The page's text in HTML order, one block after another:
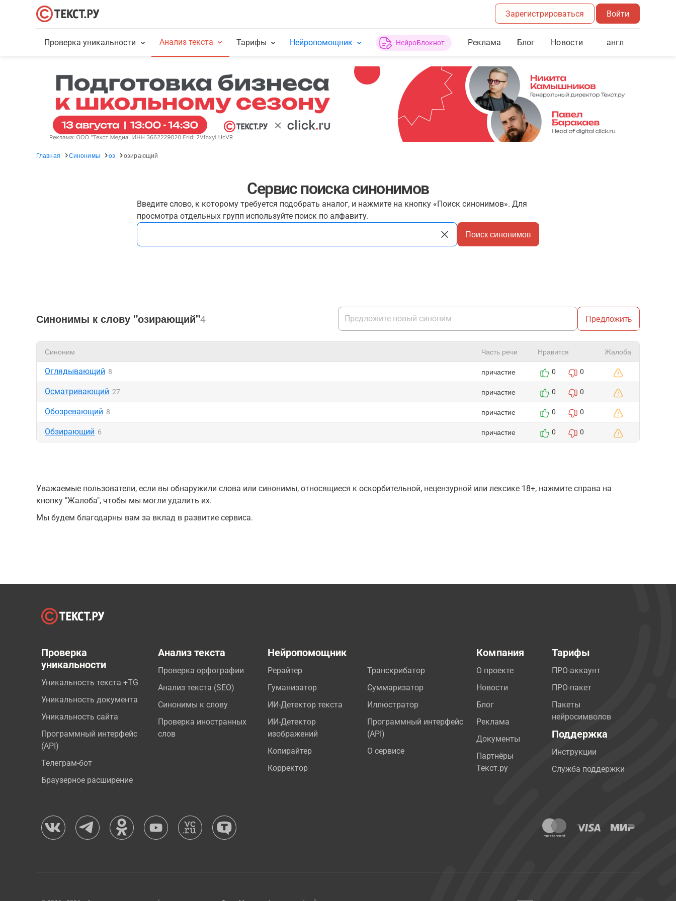
Зарегистрироваться Войти
Проверка уникальности Анализ текста Тарифы Нейропомощник НейроБлокнот Реклама Блог Новости англ
Главная Синонимы оз озирающий
Сервис поиска синонимов
Введите слово, к которому требуется подобрать аналог, и нажмите на кнопку «Поиск синонимов». Для
просмотра отдельных групп используйте поиск по алфавиту.
Поиск синонимов
Синонимы к слову "озирающий"4 Предложить
Синоним Часть речи Нравится Жалоба
Оглядывающий 8 причастие 0 0
Осматривающий 27 причастие 0 0
Обозревающий 8 причастие 0 0
Обзирающий 6 причастие 0 0
Уважаемые пользователи, если вы обнаружили слова или синонимы, относящиеся к оскорбительной, нецензурной или лексике 18+, нажмите справа на
кнопку "Жалоба", чтобы мы могли удалить их.
Мы будем благодарны вам за вклад в развитие сервиса.
Проверка
уникальности
Уникальность текста +TG
Уникальность документа
Уникальность сайта
Программный интерфейс
(API)
Телеграм-бот
Браузерное расширение
Анализ текста
Проверка орфографии
Анализ текста (SEO)
Синонимы к слову
Проверка иностранных
слов
Нейропомощник
Рерайтер
Гуманизатор
ИИ-Детектор текста
ИИ-Детектор
изображений
Копирайтер
Корректор
Транскрибатор
Суммаризатор
Иллюстратор
Программный интерфейс
(API)
О сервисе
Компания
О проекте
Новости
Блог
Реклама
Документы
Партнёры
Текст.ру
Тарифы
ПРО-аккаунт
ПРО-пакет
Пакеты
нейросимволов
Поддержка
Инструкции
Служба поддержки